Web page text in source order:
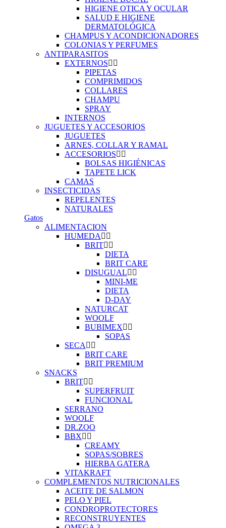
HIGIENE OTICA Y OCULAR
SALUD E HIGIENE
DERMATOLÓGICA
CHAMPUS Y ACONDICIONADORES
COLONIAS Y PERFUMES
ANTIPARASITOS
EXTERNOS
PIPETAS
COMPRIMIDOS
COLLARES
CHAMPU
SPRAY
INTERNOS
JUGUETES Y ACCESORIOS
JUGUETES
ARNES, COLLAR Y RAMAL
ACCESORIOS
BOLSAS HIGIÉNICAS
TAPETE LICK
CAMAS
INSECTICIDAS
REPELENTES
NATURALES
Gatos
ALIMENTACION
HUMEDA
BRIT
DIETA
BRIT CARE
DISUGUAL
MINI-ME
DIETA
D-DAY
NATURCAT
WOOLF
BUBIMEX
SOPAS
SECA
BRIT CARE
BRIT PREMIUM
SNACKS
BRIT
SUPERFRUIT
FUNCIONAL
SERRANO
WOOLF
DR.ZOO
BBX
CREAMY
SOPAS/SOBRES
HIERBA GATERA
VITAKRAFT
COMPLEMENTOS NUTRICIONALES
ACEITE DE SALMON
PELO Y PIEL
CONDROPROTECTORES
RECONSTRUYENTES